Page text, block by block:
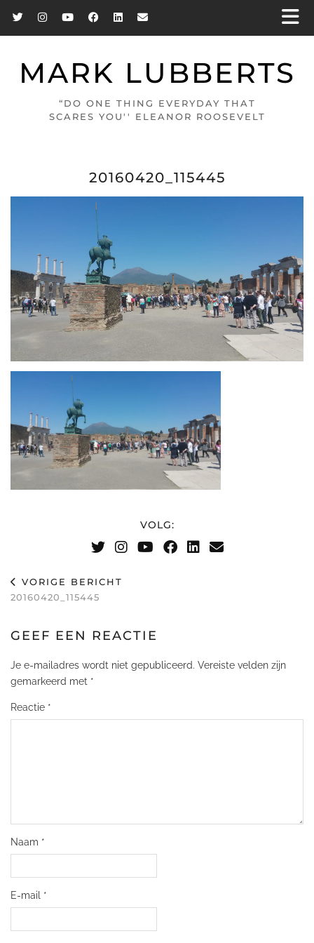
MARK LUBBERTS
“DO ONE THING EVERYDAY THAT
SCARES YOU'' ELEANOR ROOSEVELT
20160420_115445
VOLG:
VORIGE BERICHT
20160420_115445
GEEF EEN REACTIE
Je e-mailadres wordt niet gepubliceerd. Vereiste velden zijn
gemarkeerd met *
Reactie *
Naam *
E-mail *